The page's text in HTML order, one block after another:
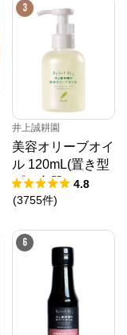
3
井上誠耕園
美容オリーブオイ
ル 120mL(置き型
プラ容器) 4.8
(3755件)
6